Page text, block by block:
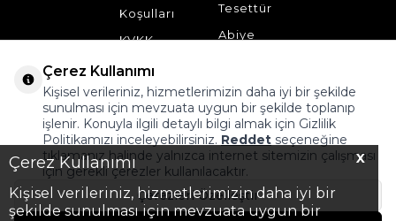
X
Çerez Kullanımı
Kişisel verileriniz, hizmetlerimizin daha iyi bir
şekilde sunulması için mevzuata uygun bir
Koşulları
KVKK
Tesettür
Abiye
Tesettür
Elbise
İkili Takım
Çerez Kullanımı
Kişisel verileriniz, hizmetlerimizin daha iyi bir şekilde
sunulması için mevzuata uygun bir şekilde toplanıp
işlenir. Konuyla ilgili detaylı bilgi almak için Gizlilik
Politikamızı inceleyebilirsiniz. Reddet seçeneğine
tıklamanız halinde yalnızca internet sitemizin çalışması
için gerekli çerezler kullanılacaktır.
Çerezleri Özelleştir